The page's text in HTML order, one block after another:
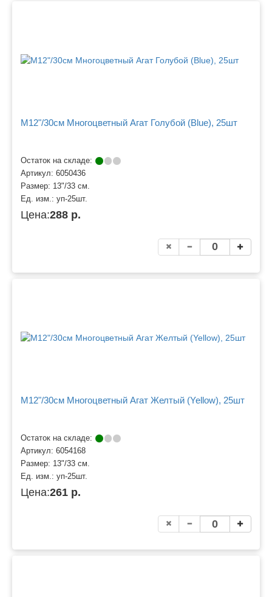
M12"/30см Многоцветный Агат Голубой (Blue), 25шт
Остаток на складе:
Артикул: 6050436
Размер: 13"/33 см.
Ед. изм.: уп-25шт.
Цена:288 р.
M12"/30см Многоцветный Агат Желтый (Yellow), 25шт
Остаток на складе:
Артикул: 6054168
Размер: 13"/33 см.
Ед. изм.: уп-25шт.
Цена:261 р.